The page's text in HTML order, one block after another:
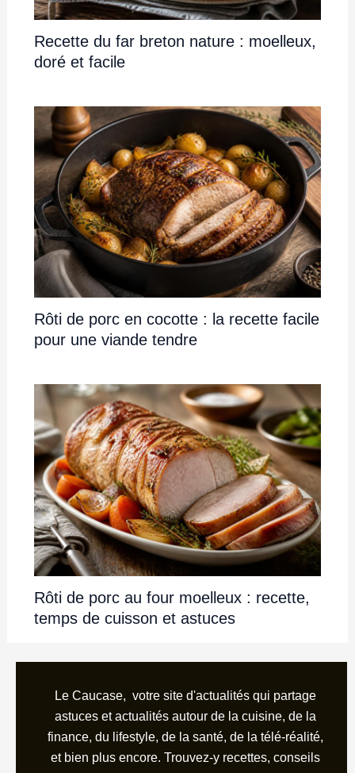
Recette du far breton nature : moelleux,
doré et facile
Rôti de porc en cocotte : la recette facile
pour une viande tendre
Rôti de porc au four moelleux : recette,
temps de cuisson et astuces
Le Caucase, votre site d'actualités qui partage
astuces et actualités autour de la cuisine, de la
finance, du lifestyle, de la santé, de la télé-réalité,
et bien plus encore. Trouvez-y recettes, conseils